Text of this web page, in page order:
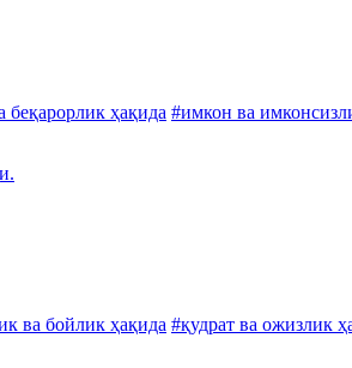
беқарорлик ҳақида #имкон ва
ва бойлик ҳақида #қудрат ва ожизлик